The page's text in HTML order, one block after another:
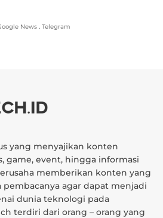
News . Telegram
yang menyajikan konten
game, event, hingga informasi
memberikan konten yang
agar dapat menjadi
dunia teknologi pada
terdiri dari orang – orang yang